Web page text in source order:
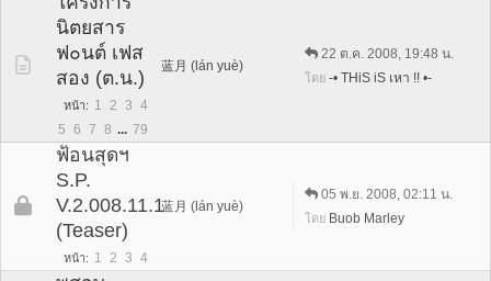
นิตยสาร
ฟ๐นต์ เฟส
สอง (ต.น.)
หน้า 1 2 3 4
5 6 7 8 ... 79
蓝月 (lán yuè)
22 ต.ค. 2008, 19:48 น.
โดย -• THiS iS เหา !! •-
ฟ้อนสุดฯ
S.P.
V.2.008.11.1
(Teaser)
หน้า 1 2 3 4
蓝月 (lán yuè)
05 พ.ย. 2008, 02:11 น.
โดย Buob Marley